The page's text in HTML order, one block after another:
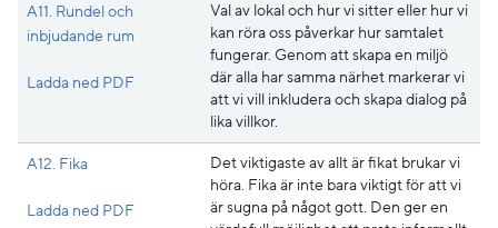
A11. Rundel och
inbjudande rum
Ladda ned PDFPdf, 178.5 kB, öppnas i nytt fönster.
Val av lokal och hur vi sitter eller hur vi
kan röra oss påverkar hur samtalet
fungerar. Genom att skapa en miljö
där alla har samma närhet markerar vi
att vi vill inkludera och skapa dialog på
lika villkor.
A12. Fika
Ladda ned PDFPdf, 217 kB, öppnas i nytt fönster.
Det viktigaste av allt är fikat brukar vi
höra. Fika är inte bara viktigt för att vi
är sugna på något gott. Den ger en